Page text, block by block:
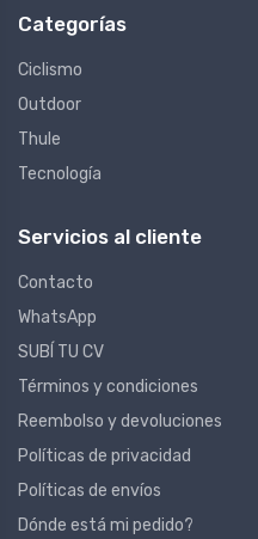
Categorías
Ciclismo
Outdoor
Thule
Tecnología
Servicios al cliente
Contacto
WhatsApp
SUBÍ TU CV
Términos y condiciones
Reembolso y devoluciones
Políticas de privacidad
Políticas de envíos
Dónde está mi pedido?